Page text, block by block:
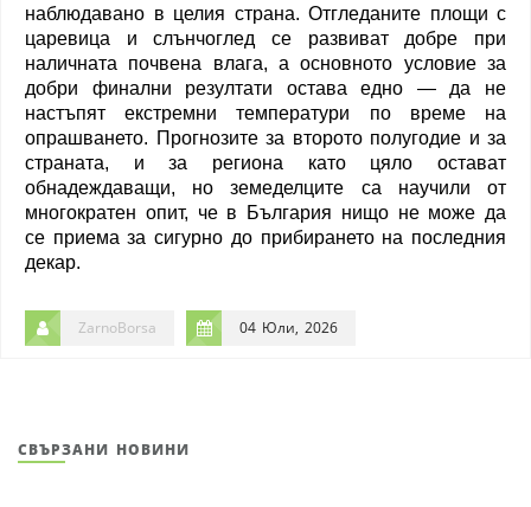
наблюдавано в целия страна. Отгледаните площи с
царевица и слънчоглед се развиват добре при
наличната почвена влага, а основното условие за
добри финални резултати остава едно — да не
настъпят екстремни температури по време на
опрашването. Прогнозите за второто полугодие и за
страната, и за региона като цяло остават
обнадеждаващи, но земеделците са научили от
многократен опит, че в България нищо не може да
се приема за сигурно до прибирането на последния
декар.
ZarnoBorsa 04 Юли, 2026
СВЪРЗАНИ НОВИНИ